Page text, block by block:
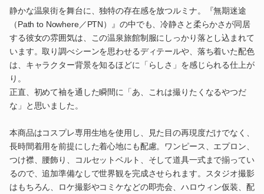
静かな温泉街を舞台に、独特の存在感を放つルミナ。『無期迷途
（Path to Nowhere／PTN）』の中でも、冷静さと柔らかさが同居
する彼女の雰囲気は、この温泉旅館制服にしっかり落とし込まれて
います。取り調べシーンを思わせるディテールや、落ち着いた配色
は、キャラクター背景を知るほどに「らしさ」を感じられる仕上が
り。
正直、初めて袖を通した瞬間に「あ、これは撮りたくなるやつだ
な」と思いました。
本商品はコスプレ専用生地を使用し、見た目の再現度だけでなく、
長時間着用を前提にした着心地にも配慮。ワンピース、エプロン、
つけ襟、腰飾り、コルセットベルト、そして道具一式まで揃ってい
るので、追加準備なしで世界観を完成させられます。スタジオ撮影
はもちろん、ロケ撮影やコミケなどの即売会、ハロウィン仮装、配